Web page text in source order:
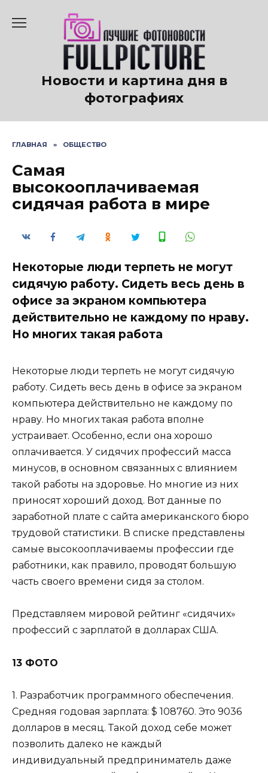
содержанию
Новости и картина дня в
фотографиях
ГЛАВНАЯ » ОБЩЕСТВО
Самая
высокооплачиваемая
сидячая работа в мире
Некоторые люди терпеть не могут
сидячую работу. Сидеть весь день в
офисе за экраном компьютера
действительно не каждому по нраву.
Но многих такая работа
Некоторые люди терпеть не могут сидячую
работу. Сидеть весь день в офисе за экраном
компьютера действительно не каждому по
нраву. Но многих такая работа вполне
устраивает. Особенно, если она хорошо
оплачивается. У сидячих профессий масса
минусов, в основном связанных с влиянием
такой работы на здоровье. Но многие из них
приносят хороший доход. Вот данные по
заработной плате с сайта американского бюро
трудовой статистики. В списке представлены
самые высокооплачиваемы профессии где
работники, как правило, проводят большую
часть своего времени сидя за столом.
Представляем мировой рейтинг «сидячих»
профессий с зарплатой в долларах США.
13 ФОТО
1. Разработчик программного обеспечения.
Средняя годовая зарплата: $ 108760. Это 9036
долларов в месяц. Такой доход себе может
позволить далеко не каждый
индивидуальный предприниматель даже